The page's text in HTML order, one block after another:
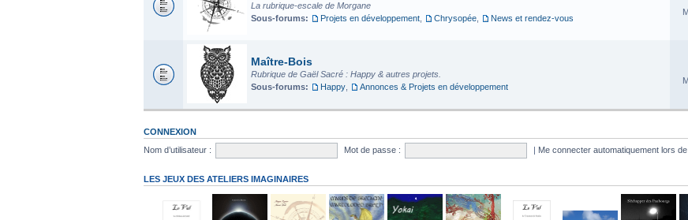
La rubrique-escale de Morgane
Sous-forums:
Projets en développement Chrysopée News et rendez-vous
Maître-Bois
Rubrique de Gaël Sacré : Happy & autres projets.
Sous-forums:
Happy Annonces & Projets en développement
CONNEXION
Nom d’utilisateur :
Mot de passe : | Me connecter automatiquement lors
LES JEUX DES ATELIERS IMAGINAIRES